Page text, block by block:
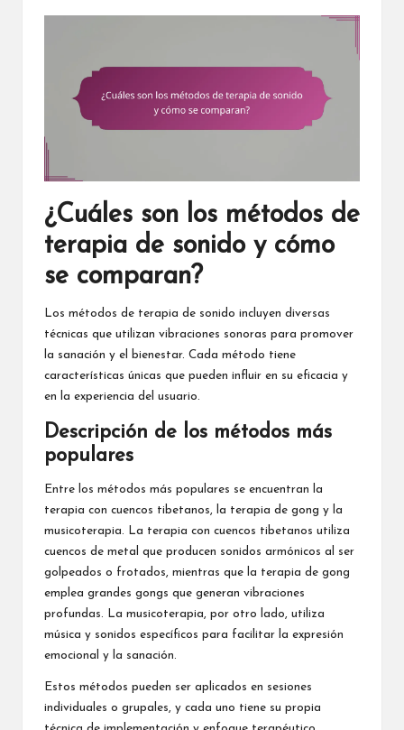
¿Cuáles son los métodos de
terapia de sonido y cómo
se comparan?
Los métodos de terapia de sonido incluyen diversas
técnicas que utilizan vibraciones sonoras para promover
la sanación y el bienestar. Cada método tiene
características únicas que pueden influir en su eficacia y
en la experiencia del usuario.
Descripción de los métodos más
populares
Entre los métodos más populares se encuentran la
terapia con cuencos tibetanos, la terapia de gong y la
musicoterapia. La terapia con cuencos tibetanos utiliza
cuencos de metal que producen sonidos armónicos al ser
golpeados o frotados, mientras que la terapia de gong
emplea grandes gongs que generan vibraciones
profundas. La musicoterapia, por otro lado, utiliza
música y sonidos específicos para facilitar la expresión
emocional y la sanación.
Estos métodos pueden ser aplicados en sesiones
individuales o grupales, y cada uno tiene su propia